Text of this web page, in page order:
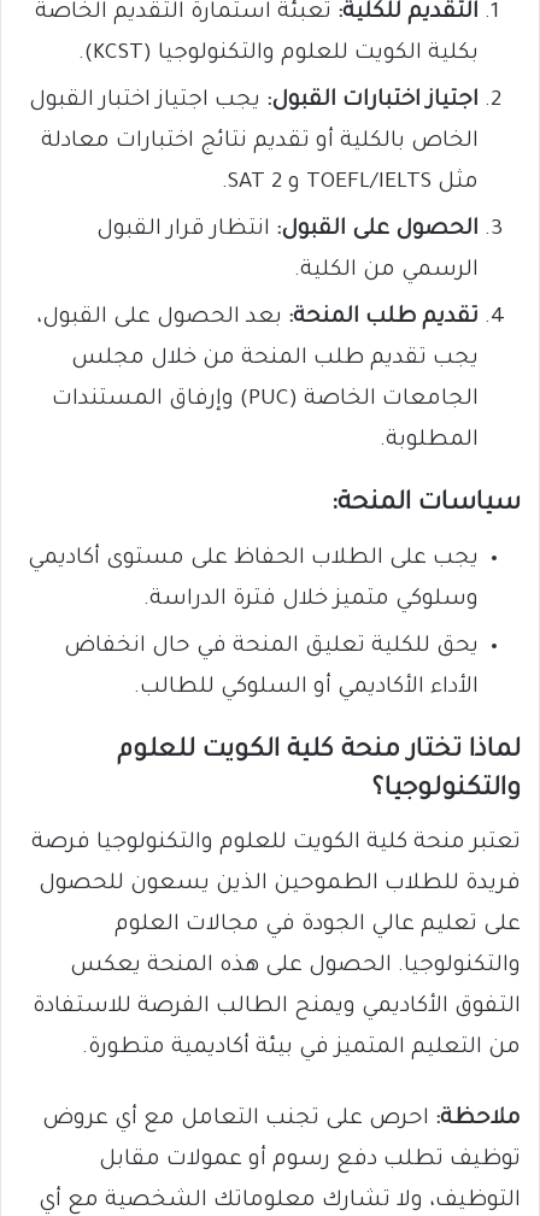
التقديم للكلية: تعبئة استمارة التقديم الخاصة
بكلية الكويت للعلوم والتكنولوجيا (KCST).
اجتياز اختبارات القبول: يجب اجتياز اختبار القبول
الخاص بالكلية أو تقديم نتائج اختبارات معادلة
مثل TOEFL/IELTS و SAT 2.
الحصول على القبول: انتظار قرار القبول
الرسمي من الكلية.
تقديم طلب المنحة: بعد الحصول على القبول،
يجب تقديم طلب المنحة من خلال مجلس
الجامعات الخاصة (PUC) وإرفاق المستندات
المطلوبة.
سياسات المنحة:
يجب على الطلاب الحفاظ على مستوى أكاديمي
وسلوكي متميز خلال فترة الدراسة.
يحق للكلية تعليق المنحة في حال انخفاض
الأداء الأكاديمي أو السلوكي للطالب.
لماذا تختار منحة كلية الكويت للعلوم
والتكنولوجيا؟
تعتبر منحة كلية الكويت للعلوم والتكنولوجيا فرصة
فريدة للطلاب الطموحين الذين يسعون للحصول
على تعليم عالي الجودة في مجالات العلوم
والتكنولوجيا. الحصول على هذه المنحة يعكس
التفوق الأكاديمي ويمنح الطالب الفرصة للاستفادة
من التعليم المتميز في بيئة أكاديمية متطورة.
ملاحظة: احرص على تجنب التعامل مع أي عروض
توظيف تطلب دفع رسوم أو عمولات مقابل
التوظيف، ولا تشارك معلوماتك الشخصية مع أي